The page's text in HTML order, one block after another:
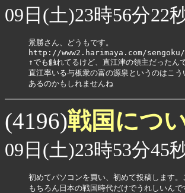
09日(土)23時56分22
景勝さん、どうもです。
http://www2.harimaya.com/
↑でも触れてるけど、直江津の領主だったん
直江率いる与板衆の富の源泉というのはこう
あるのかもしれませんね
(4196)戦国につ
09日(土)23時53分45
初めてパソコンを買い、初めて投稿します
もちろん日本の戦国時代だけでうれしいん